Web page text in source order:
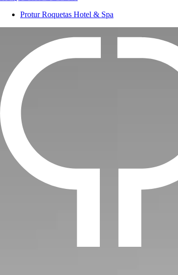
Protur Roquetas Hotel & Spa